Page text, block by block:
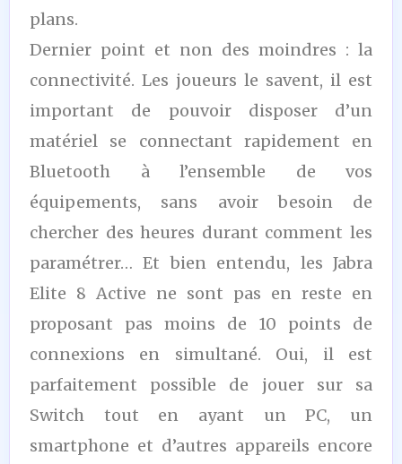
plans.
Dernier point et non des moindres : la
connectivité. Les joueurs le savent, il est
important de pouvoir disposer d’un
matériel se connectant rapidement en
Bluetooth à l’ensemble de vos
équipements, sans avoir besoin de
chercher des heures durant comment les
paramétrer… Et bien entendu, les Jabra
Elite 8 Active ne sont pas en reste en
proposant pas moins de 10 points de
connexions en simultané. Oui, il est
parfaitement possible de jouer sur sa
Switch tout en ayant un PC, un
smartphone et d’autres appareils encore